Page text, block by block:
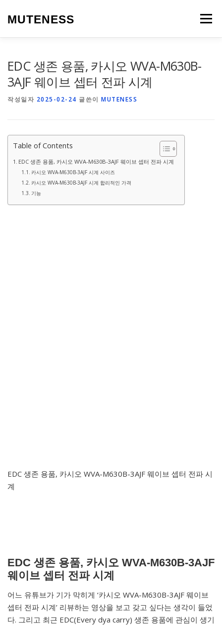
MUTENESS 메뉴
EDC 생존 용품, 카시오 WVA-M630B-
3AJF 웨이브 셉터 전파 시계
작성일자 2025-02-24 글쓴이 MUTENESS
Table of Contents
EDC 생존 용품, 카시오 WVA-M630B-3AJF 웨이브 셉터 전파 시계
카시오 WVA-M630B-3AJF 시계 사이즈
카시오 WVA-M630B-3AJF 시계 합리적인 가격
기능
EDC 생존 용품, 카시오 WVA-M630B-3AJF 웨이브 셉터 전파 시
계
EDC 생존 용품, 카시오 WVA-M630B-3AJF
웨이브 셉터 전파 시계
어느 유튜브가 기가 막히게 ‘카시오 WVA-M630B-3AJF 웨이브
셉터 전파 시계’ 리뷰하는 영상을 보고 갖고 싶다는 생각이 들었
다. 그리고 최근 EDC(Every dya carry) 생존 용품에 관심이 생기